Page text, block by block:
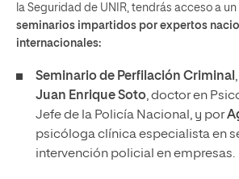
la Seguridad de UNIR, tendrás acceso a
seminarios impartidos por expertos
internacionales:
Seminario de Perfilación Criminal
Juan Enrique Soto, doctor en
Jefe de la Policía Nacional, y por
psicóloga clínica especialista en
intervención policial en empresas.